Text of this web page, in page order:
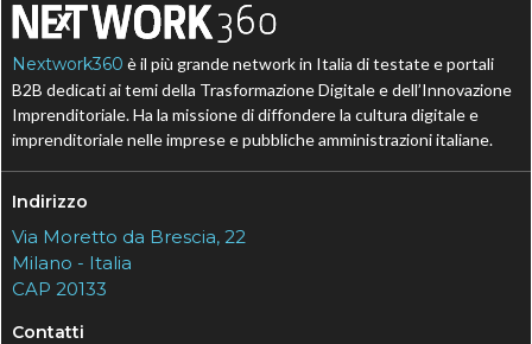
Nextwork360 è il più grande network in Italia di testate e portali
B2B dedicati ai temi della Trasformazione Digitale e dell’Innovazione
Imprenditoriale. Ha la missione di diffondere la cultura digitale e
imprenditoriale nelle imprese e pubbliche amministrazioni italiane.
Indirizzo
Via Moretto da Brescia, 22
Milano - Italia
CAP 20133
Contatti